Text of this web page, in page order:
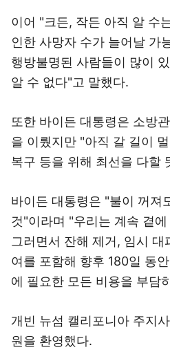
이어 "크든, 작든 아직 알 수
인한 사망자 수가 늘어날 가
행방불명된 사람들이 많이
알 수 없다"고 말했다.
또한 바이든 대통령은 소방
을 이뤘지만 "아직 갈 길이
복구 등을 위해 최선을 다할
바이든 대통령은 "불이 꺼져
것"이라며 "우리는 계속 곁
그러면서 잔해 제거, 임시
여를 포함해 향후 180일 동
에 필요한 모든 비용을 부담
개빈 뉴섬 캘리포니아 주지
원을 환영했다.